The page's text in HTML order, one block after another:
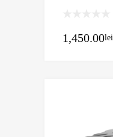
1,450.00lei